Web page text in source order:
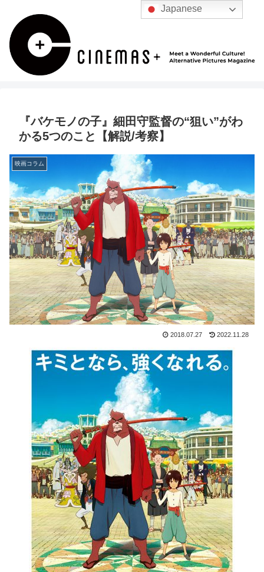
『バケモノの子』細田守監督の“狙い”がわ
かる5つのこと【解説/考察】
映画コラム
2018.07.27 2022.11.28
Japanese